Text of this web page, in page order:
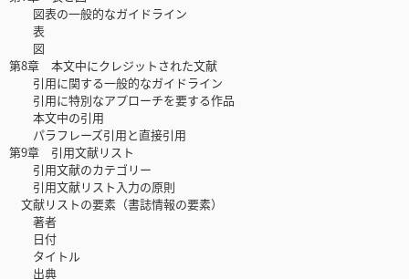
図表の一般的なガイドライン
表
図
第8章 本文中にクレジットされた文献
引用に関する一般的なガイドライン
引用に特別なアプローチを要する作品
本文中の引用
パラフレーズ引用と直接引用
第9章 引用文献リスト
引用文献のカテゴリー
引用文献リスト入力の原則
文献リストの要素（書誌情報の要素）
著者
日付
タイトル
出典